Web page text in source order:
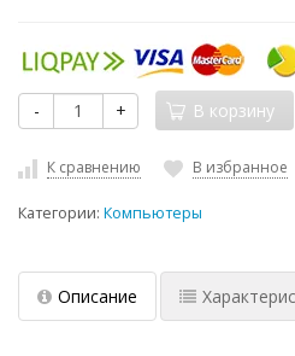
- + В корзину
К сравнению В избранное
Категории: Компьютеры
Описание